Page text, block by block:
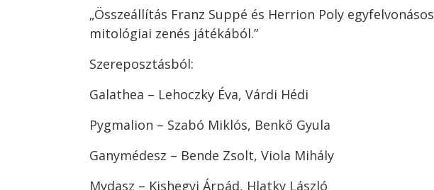
„Összeállítás Franz Suppé és Herrion Poly egyfelvonásos
mitológiai zenés játékából.”
Szereposztásból:
Galathea – Lehoczky Éva, Várdi Hédi
Pygmalion – Szabó Miklós, Benkő Gyula
Ganymédesz – Bende Zsolt, Viola Mihály
Mydasz – Kishegyi Árpád, Hlatky László